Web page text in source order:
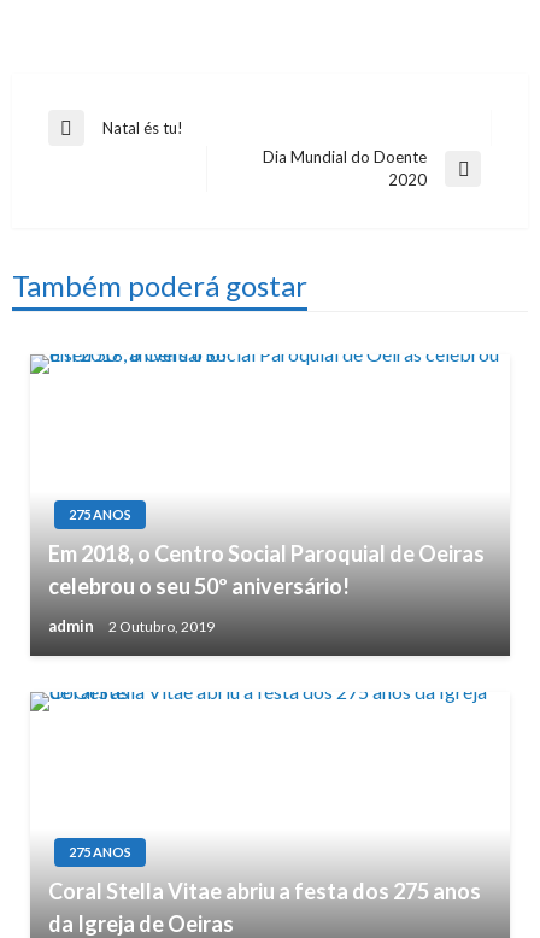
Navegação
PreviousNatal és tu!
Dia Mundial do Doente
2020
Também poderá gostar
275 ANOS
Em 2018, o Centro Social Paroquial de Oeiras
celebrou o seu 50º aniversário!
admin 2 Outubro, 2019
275 ANOS
Coral Stella Vitae abriu a festa dos 275 anos
da Igreja de Oeiras